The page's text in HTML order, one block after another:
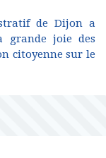
de Dijon a
grande joie des
citoyenne sur le